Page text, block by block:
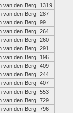
van den Berg
1319
van den Berg 287
van den Berg 99
van den Berg 264
van den Berg 260
van den Berg 291
van den Berg
196
van den Berg 409
van den Berg 244
van den Berg 407
van den Berg 553
van den Berg 729
van den Berg 796